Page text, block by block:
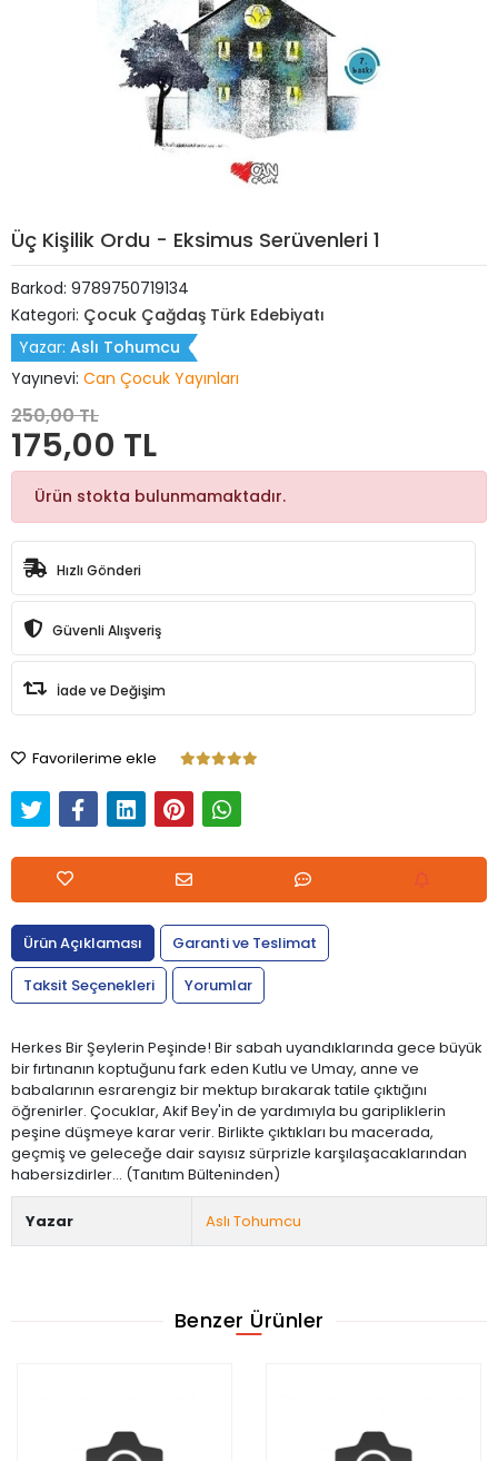
Üç Kişilik Ordu - Eksimus Serüvenleri 1
Barkod: 9789750719134
Kategori: Çocuk Çağdaş Türk Edebiyatı
Yazar: Aslı Tohumcu
Yayınevi: Can Çocuk Yayınları
250,00 TL
175,00 TL
Ürün stokta bulunmamaktadır.
Hızlı Gönderi
Güvenli Alışveriş
İade ve Değişim
Favorilerime ekle
Ürün Açıklaması
Garanti ve Teslimat
Taksit Seçenekleri
Yorumlar
Herkes Bir Şeylerin Peşinde! Bir sabah uyandıklarında gece büyük
bir fırtınanın koptuğunu fark eden Kutlu ve Umay, anne ve
babalarının esrarengiz bir mektup bırakarak tatile çıktığını
öğrenirler. Çocuklar, Akif Bey'in de yardımıyla bu garipliklerin
peşine düşmeye karar verir. Birlikte çıktıkları bu macerada,
geçmiş ve geleceğe dair sayısız sürprizle karşılaşacaklarından
habersizdirler... (Tanıtım Bülteninden)
Yazar Aslı Tohumcu
Benzer Ürünler